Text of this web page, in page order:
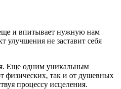
и впитывает нужную нам
улучшения не заставит себя
Еще одним уникальным
физических, так и от душевных
процессу исцеления.